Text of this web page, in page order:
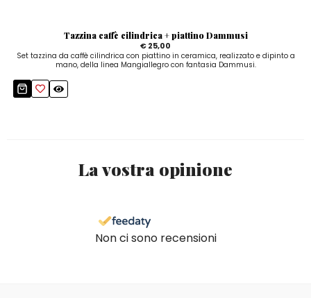
Tazzina caffè cilindrica + piattino Dammusi
€ 25,00
Set tazzina da caffè cilindrica con piattino in ceramica, realizzato e dipinto a
mano, della linea Mangiallegro con fantasia Dammusi.
La vostra opinione
Non ci sono recensioni